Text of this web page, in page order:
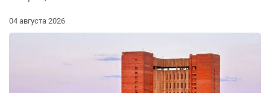
04 августа 2026